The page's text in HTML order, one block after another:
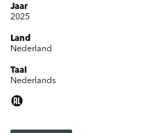
Jaar
2025
Land
Nederland
Taal
Nederlands